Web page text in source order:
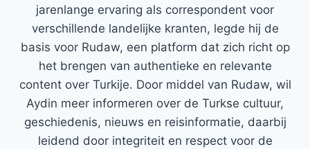
jarenlange ervaring als correspondent voor
verschillende landelijke kranten, legde hij de
basis voor Rudaw, een platform dat zich richt op
het brengen van authentieke en relevante
content over Turkije. Door middel van Rudaw, wil
Aydin meer informeren over de Turkse cultuur,
geschiedenis, nieuws en reisinformatie, daarbij
leidend door integriteit en respect voor de